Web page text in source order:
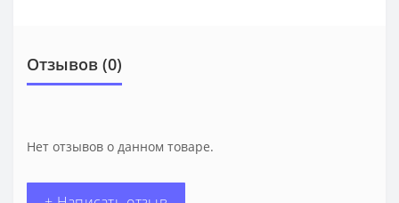
Отзывов (0)
Нет отзывов о данном товаре.